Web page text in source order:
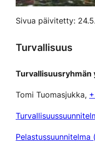
Sivua päivitetty:
Turvallisuus
Turvallisuusryhmän
Tomi Tuomasjukka,
Pelastussuunnitelma